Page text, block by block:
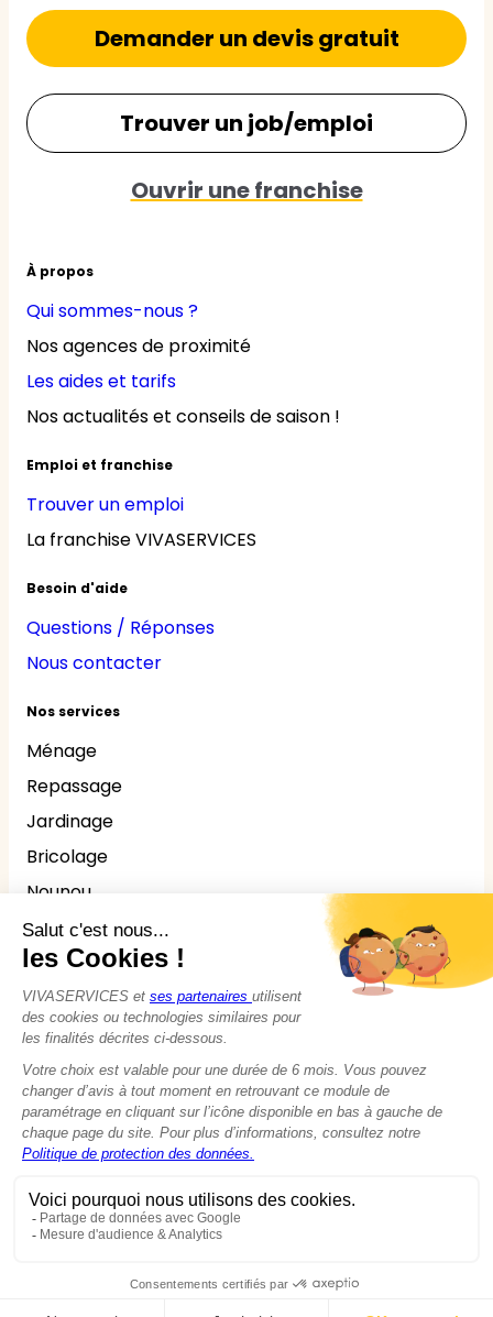
À propos
Qui sommes-nous ?
Nos agences de proximité
Les aides et tarifs
Nos actualités et conseils de saison !
Emploi et franchise
Trouver un emploi
La franchise VIVASERVICES
Besoin d'aide
Questions / Réponses
Nous contacter
Nos services
Ménage
Repassage
Jardinage
Bricolage
Nounou
Seniors
Handicaps
Demander un devis gratuit
Trouver un job/emploi
Ouvrir une franchise
© 2015 - 2026VIVASERVICES
Modifier vos préférences en matière de cookies
Mentions légales
Données personnelles
Politique de Cookies